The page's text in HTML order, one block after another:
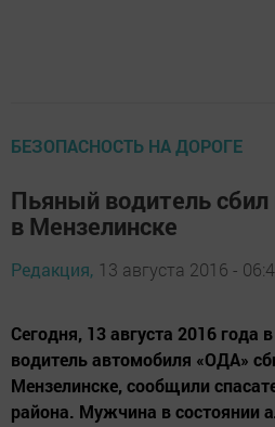
БЕЗОПАСНОСТЬ НА ДОРОГЕ
Пьяный водитель
в Мензелинске
Редакция, 13 августа 2016 -
Сегодня, 13 августа 2016
водитель автомобиля «ОДА»
Мензелинске, сообщили
района. Мужчина в состоянии